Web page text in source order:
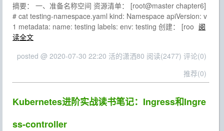
摘要： 一、准备名称空间 资源清单： [root@master chapter6]
# cat testing-namespace.yaml kind: Namespace apiVersion: v
1 metadata: name: testing labels: env: testing 创建： [roo 阅
读全文
posted @ 2020-07-30 22:20 活的潇洒80 阅读(2477) 评论(0)
推荐(0)
Kubernetes进阶实战读书笔记：Ingress和Ingre
ss-controller